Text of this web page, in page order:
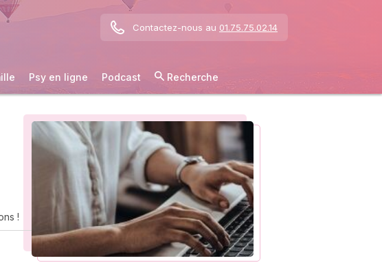
Contactez-nous au 01.75.75.02.14
Psy en ligne Podcast Recherche
!